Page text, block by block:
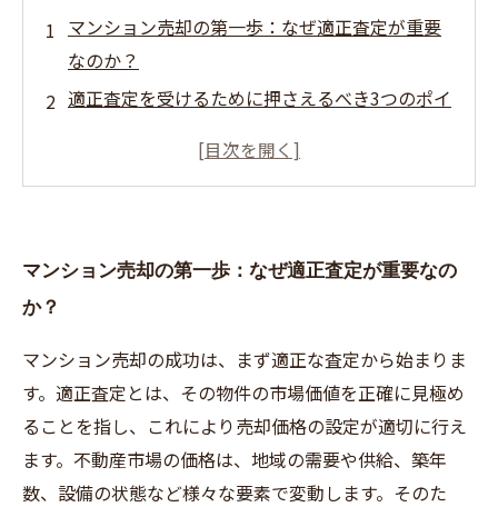
マンション売却の第一歩：なぜ適正査定が重要
なのか？
適正査定を受けるために押さえるべき3つのポイ
査定額に影響を与える要素とは？市場動向と物
査定結果を活用した売却戦略でトラブルを回避
初心者でも安心！マンション売却で失敗しない
査定のポイントまとめ
実践ガイド：適正査定で賢く売るための全ステ
ップ
マンション売却の第一歩：なぜ適正査定が重要なの
か？
マンション売却の成功は、まず適正な査定から始まりま
す。適正査定とは、その物件の市場価値を正確に見極め
ることを指し、これにより売却価格の設定が適切に行え
ます。不動産市場の価格は、地域の需要や供給、築年
数、設備の状態など様々な要素で変動します。そのた